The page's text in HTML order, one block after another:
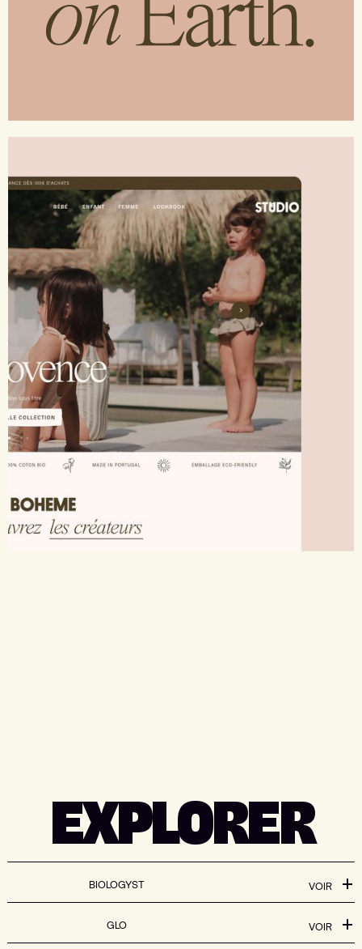
EXPLORER
BIOLOGYST VOIR
GLO VOIR